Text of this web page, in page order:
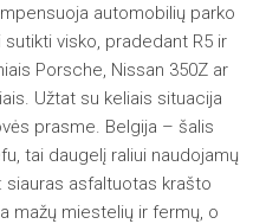
automobilių parko
visko, pradedant R5 ir
Porsche, Nissan 350Z ar
Užtat su keliais situacija
prasme. Belgija – šalis
tai daugelį raliui naudojamų
siauras asfaltuotas krašto
mažų miestelių ir fermų, o